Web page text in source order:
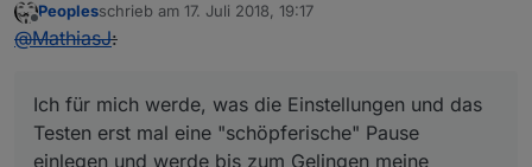
Offline
Peoplesschrieb am 17. Juli 2018, 19:17
zuletzt editiert von
@MathiasJ:
Ich für mich werde, was die Einstellungen und das
Testen erst mal eine "schöpferische" Pause
einlegen und werde bis zum Gelingen meine